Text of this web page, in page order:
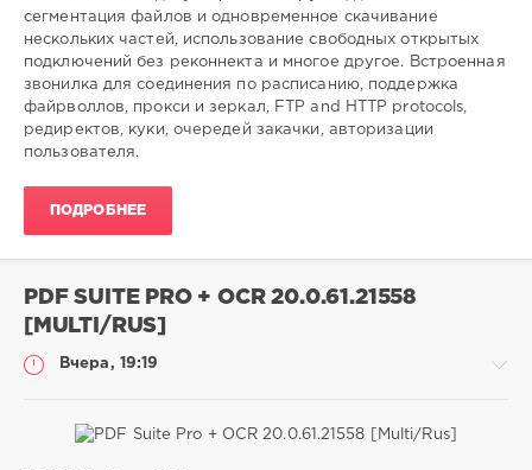
0
download ,
manager,
менеджер,
закачек
сегментация файлов и одновременное скачивание
нескольких частей, использование свободных открытых
подключений без реконнекта и многое другое. Встроенная
звонилка для соединения по расписанию, поддержка
файрволлов, прокси и зеркал, FTP and HTTP protocols,
редиректов, куки, очередей закачки, авторизации
пользователя.
ПОДРОБНЕЕ
PDF SUITE PRO + OCR 20.0.61.21558
[MULTI/RUS]
Вчера, 19:19